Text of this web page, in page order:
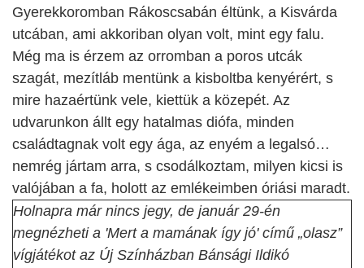
Gyerekkoromban Rákoscsabán éltünk, a Kisvárda
utcában, ami akkoriban olyan volt, mint egy falu.
Még ma is érzem az orromban a poros utcák
szagát, mezítláb mentünk a kisboltba kenyérért, s
mire hazaértünk vele, kiettük a közepét. Az
udvarunkon állt egy hatalmas diófa, minden
családtagnak volt egy ága, az enyém a legalsó…
nemrég jártam arra, s csodálkoztam, milyen kicsi is
valójában a fa, holott az emlékeimben óriási maradt.
Holnapra már nincs jegy, de január 29-én
megnézheti a 'Mert a mamának így jó' című „olasz”
vígjátékot az Új Színházban Bánsági Ildikó